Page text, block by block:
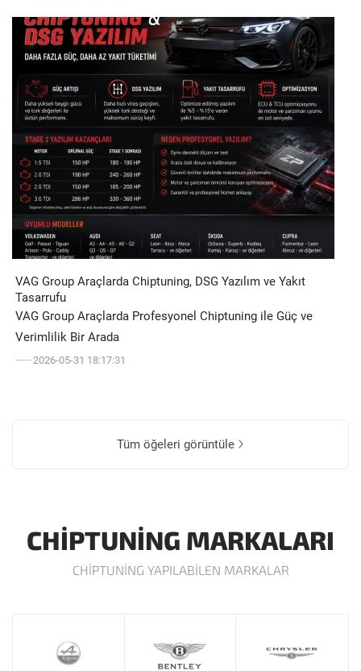
VAG Group Araçlarda Chiptuning, DSG Yazılım ve Yakıt
Tasarrufu
2026-05-31 18:17:31
VAG Group Araçlarda Profesyonel Chiptuning ile Güç ve
Verimlilik Bir Arada
Tüm öğeleri görüntüle
CHIPTUNING MARKALARI
CHIPTUNING YAPILABILEN MARKALAR